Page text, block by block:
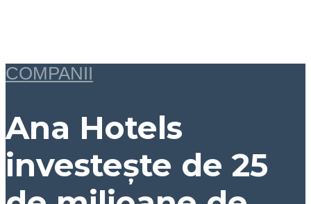
COMPANII
Ana Hotels
investește de 25